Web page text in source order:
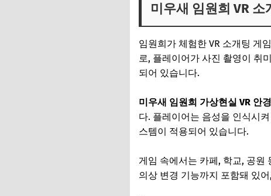
미우새 임원희 VR
임원희가 체험한 VR 소개팅 게
로, 플레이어가 사진 촬영이 취
되어 있습니다.
미우새 임원희 가상현실 VR 안
다. 플레이어는 음성을 인식시
스템이 적용되어 있습니다.
게임 속에서는 카페, 학교, 공원
의상 변경 기능까지 포함돼 있